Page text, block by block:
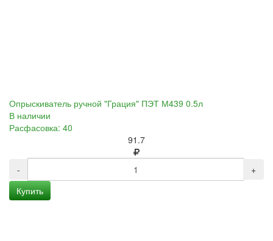
Опрыскиватель ручной "Грация" ПЭТ М439 0.5л
В наличии
Расфасовка: 40
91.7
-
+
Купить